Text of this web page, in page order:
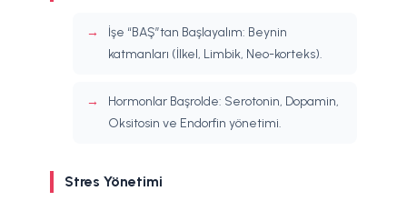
İşe “BAŞ”tan Başlayalım: Beynin
katmanları (İlkel, Limbik, Neo-korteks).
Hormonlar Başrolde: Serotonin, Dopamin,
Oksitosin ve Endorfin yönetimi.
Stres Yönetimi